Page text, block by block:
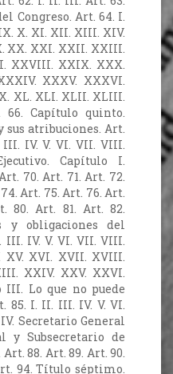
Congreso. Art. 64. I.
X. XI. XII. XIII. XIV.
XX. XXI. XXII. XXIII.
XXVIII. XXIX. XXX.
XXXV. XXXVI.
XL. XLI. XLII. XLIII.
66. Capítulo quinto.
atribuciones. Art.
IV. V. VI. VII. VIII.
Capítulo I.
70. Art. 71. Art. 72.
Art. 75. Art. 76. Art.
80. Art. 81. Art. 82.
y obligaciones del
III. IV. V. VI. VII. VIII.
XVI. XVII. XVIII.
XXIV. XXV. XXVI.
Lo que no puede
85. I. II. III. IV. V. VI.
Secretario General
y Subsecretario de
88. Art. 89. Art. 90.
94. Título séptimo.